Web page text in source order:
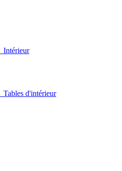
Intérieur
Tables d'intérieur